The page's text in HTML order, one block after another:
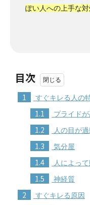
ぽい人への上手な
目次
1 すぐキレる人の
1.1 プライド
1.2 人の目が
1.3 気分屋
1.4 人によっ
1.5 神経質
2 すぐキレる原因